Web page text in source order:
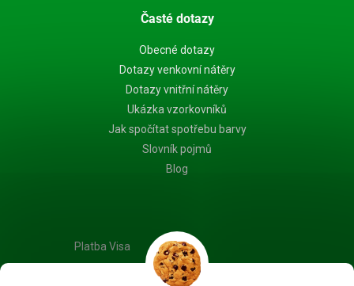
Časté dotazy
Obecné dotazy
Dotazy venkovní nátěry
Dotazy vnitřní nátěry
Ukázka vzorkovníků
Jak spočítat spotřebu barvy
Slovník pojmů
Blog
Platba Visa